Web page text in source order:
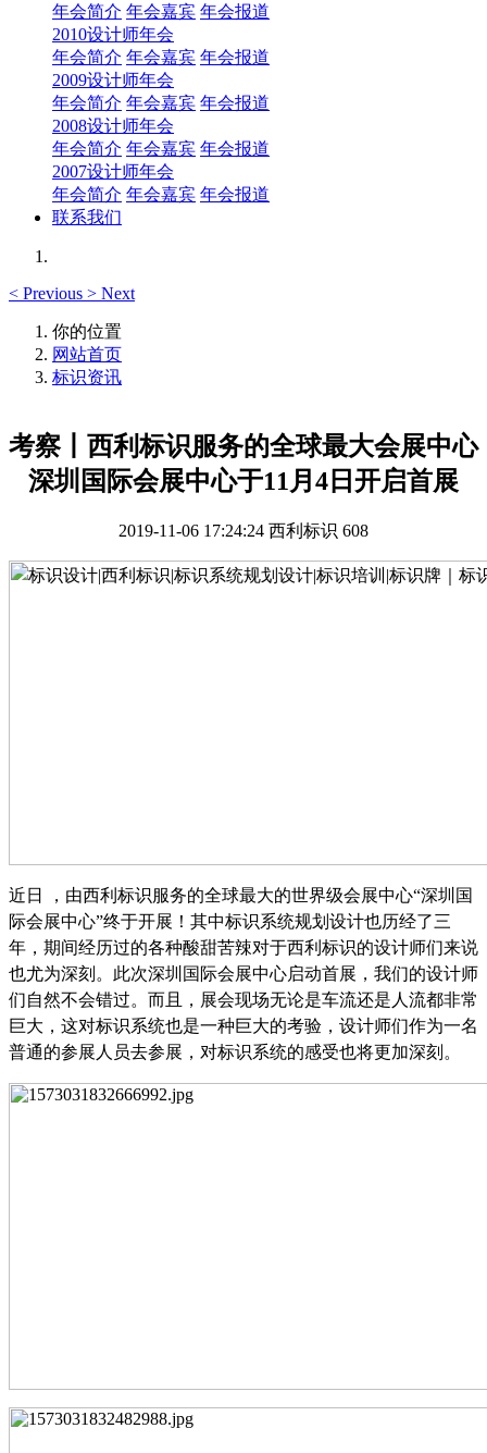
年会简介 年会嘉宾 年会报道
2010设计师年会
年会简介 年会嘉宾 年会报道
2009设计师年会
年会简介 年会嘉宾 年会报道
2008设计师年会
年会简介 年会嘉宾 年会报道
2007设计师年会
年会简介 年会嘉宾 年会报道
联系我们
< Previous > Next
你的位置
网站首页
标识资讯
考察丨西利标识服务的全球最大会展中心
深圳国际会展中心于11月4日开启首展
2019-11-06 17:24:24 西利标识 608
近日 ，由西利标识服务的全球最大的世界级会展中心“深圳国
际会展中心”终于开展！其中标识系统规划设计也历经了三
年，期间经历过的各种酸甜苦辣对于西利标识的设计师们来说
也尤为深刻。此次深圳国际会展中心启动首展，我们的设计师
们自然不会错过。而且，展会现场无论是车流还是人流都非常
巨大，这对标识系统也是一种巨大的考验，设计师们作为一名
普通的参展人员去参展，对标识系统的感受也将更加深刻。